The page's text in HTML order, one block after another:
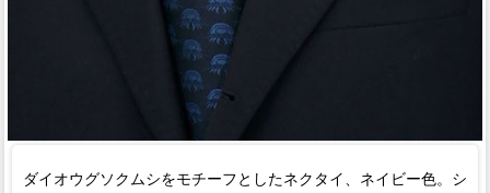
ダイオウグソクムシをモチーフとしたネクタイ、ネイビー色。シ